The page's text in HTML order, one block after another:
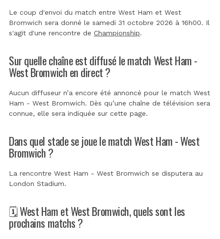
Le coup d'envoi du match entre West Ham et West
Bromwich sera donné le samedi 31 octobre 2026 à 16h00. Il
s'agit d'une rencontre de Championship.
Sur quelle chaîne est diffusé le match West Ham -
West Bromwich en direct ?
Aucun diffuseur n’a encore été annoncé pour le match West
Ham - West Bromwich. Dès qu’une chaîne de télévision sera
connue, elle sera indiquée sur cette page.
Dans quel stade se joue le match West Ham - West
Bromwich ?
La rencontre West Ham - West Bromwich se disputera au
London Stadium.
🗓️ West Ham et West Bromwich, quels sont les
prochains matchs ?